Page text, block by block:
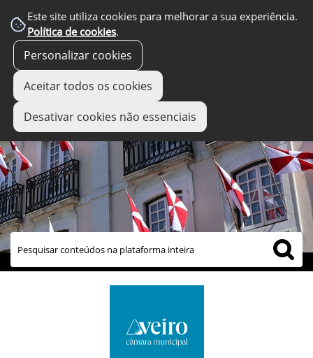
Este site utiliza cookies para melhorar a sua experiência.
Política de cookies.
Personalizar cookies
Aceitar todos os cookies
Desativar cookies não essenciais
links úteis